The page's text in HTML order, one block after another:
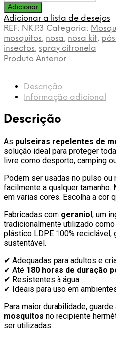
de
Pulseiras
Repelentes
de
Mosquitos
Preto/Cinza
(2
Nosa
Proteção
até
Adicionar
Adicionar a lista de desejos
REF: NK.P.3 Categoria:
mosquitos, nosa, nosa kit,
insectos, spray citronela
Produto Anterior
Descrição
Informação adicional
Descrição
As pulseiras repelentes de
solução ideal para proteger
livre como desporto, camping
Podem ser usadas no pulso
facilmente a qualquer
em varias cores. Escolha a cor
Fabricadas com geraniol, um
tradicionalmente utilizado
plástico LDPE 100% reciclável,
sustentável.
✔ Adequadas para adultos e
✔ Até 180 horas de duração
✔ Resistentes à água
✔ Ideais para uso em
Para maior durabilidade, guarde
mosquitos no recipiente
ser utilizadas.